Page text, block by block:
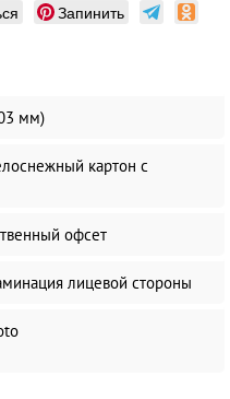
Запинить
мм)
картон с
офсет
лицевой стороны